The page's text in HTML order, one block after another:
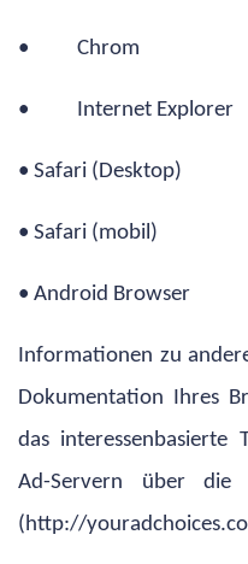
• Chrom
• Internet Explorer
• Safari (Desktop)
• Safari (mobil)
• Android Browser
Informationen zu
Dokumentation Ihres
das interessenbasierte
Ad-Servern über die
(http://